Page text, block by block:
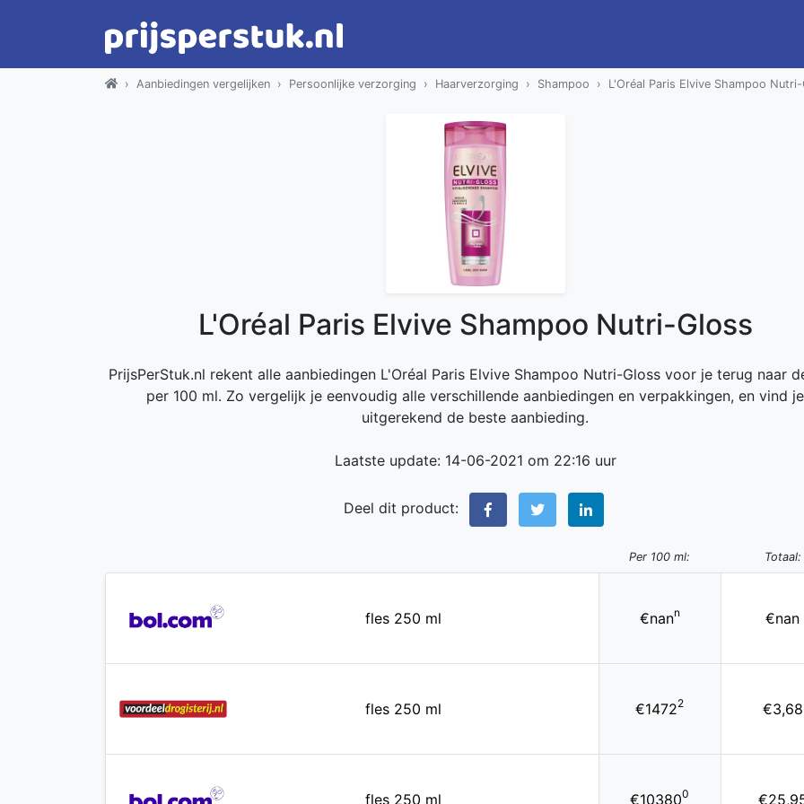
Aanbiedingen vergelijken Persoonlijke verzorging Haarverzorging Shampoo L'Oréal Paris Elvive Shampoo
L'Oréal Paris Elvive Shampoo Nutri-Gloss
PrijsPerStuk.nl rekent alle aanbiedingen L'Oréal Paris Elvive Shampoo Nutri-Gloss voor je terug naar
per 100 ml. Zo vergelijk je eenvoudig alle verschillende aanbiedingen en verpakkingen, en vind je
uitgerekend de beste aanbieding.
Laatste update: 14-06-2021 om 22:16 uur
Deel dit product:
Per 100 ml: Totaal:
fles 250 ml €nann €nan
fles 250 ml €14722 €3,68
fles 250 ml €103800